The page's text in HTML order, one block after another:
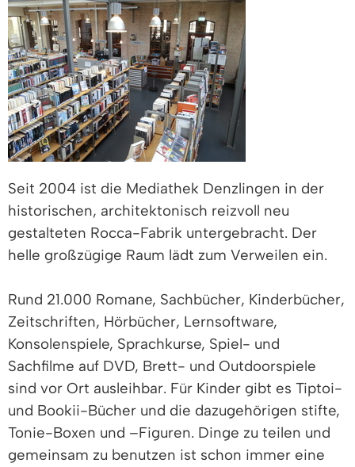
Seit 2004 ist die Mediathek Denzlingen in der
historischen, architektonisch reizvoll neu
gestalteten Rocca-Fabrik untergebracht. Der
helle großzügige Raum lädt zum Verweilen ein.
Rund 21.000 Romane, Sachbücher, Kinderbücher,
Zeitschriften, Hörbücher, Lernsoftware,
Konsolenspiele, Sprachkurse, Spiel- und
Sachfilme auf DVD, Brett- und Outdoorspiele
sind vor Ort ausleihbar. Für Kinder gibt es Tiptoi-
und Bookii-Bücher und die dazugehörigen stifte,
Tonie-Boxen und –Figuren. Dinge zu teilen und
gemeinsam zu benutzen ist schon immer eine